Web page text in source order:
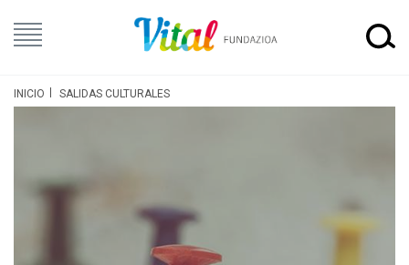
INICIO SALIDAS CULTURALES